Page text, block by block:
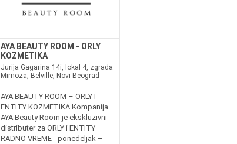
AYA BEAUTY ROOM - ORLY
KOZMETIKA
Jurija Gagarina 14i, lokal 4, zgrada
Mimoza, Belville, Novi Beograd
AYA BEAUTY ROOM – ORLY I
ENTITY KOZMETIKA Kompanija
AYA Beauty Room je ekskluzivni
distributer za ORLY i ENTITY
RADNO VREME - ponedeljak –